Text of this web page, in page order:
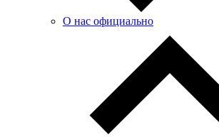
О нас официально